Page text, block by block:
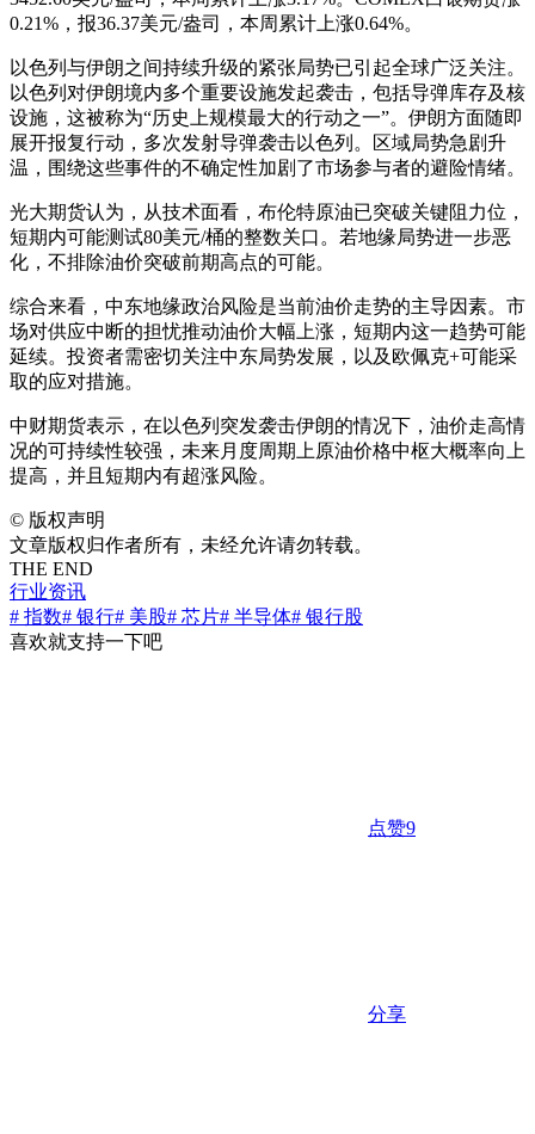
0.21%，报36.37美元/盎司，本周累计上涨0.64%。
以色列与伊朗之间持续升级的紧张局势已引起全球广泛关注。
以色列对伊朗境内多个重要设施发起袭击，包括导弹库存及核
设施，这被称为“历史上规模最大的行动之一”。伊朗方面随即
展开报复行动，多次发射导弹袭击以色列。区域局势急剧升
温，围绕这些事件的不确定性加剧了市场参与者的避险情绪。
光大期货认为，从技术面看，布伦特原油已突破关键阻力位，
短期内可能测试80美元/桶的整数关口。若地缘局势进一步恶
化，不排除油价突破前期高点的可能。
综合来看，中东地缘政治风险是当前油价走势的主导因素。市
场对供应中断的担忧推动油价大幅上涨，短期内这一趋势可能
延续。投资者需密切关注中东局势发展，以及欧佩克+可能采
取的应对措施。
中财期货表示，在以色列突发袭击伊朗的情况下，油价走高情
况的可持续性较强，未来月度周期上原油价格中枢大概率向上
提高，并且短期内有超涨风险。
© 版权声明
文章版权归作者所有，未经允许请勿转载。
THE END
行业资讯
# 指数# 银行# 美股# 芯片# 半导体# 银行股
喜欢就支持一下吧
点赞9
分享